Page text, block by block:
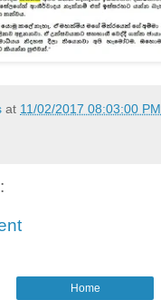
at 11/02/2017 08:03:00 PM
Home